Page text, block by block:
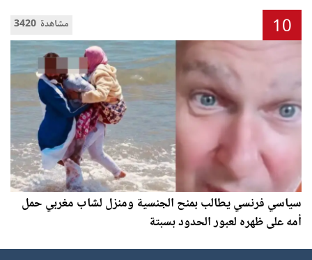
3420 مشاهدة 10
سياسي فرنسي يطالب بمنح الجنسية ومنزل لشاب مغربي حمل
أمه على ظهره لعبور الحدود بسبتة